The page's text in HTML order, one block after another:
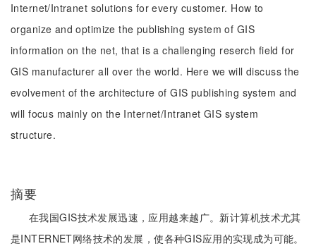
Internet/Intranet solutions for every customer. How to
organize and optimize the publishing system of GIS
information on the net, that is a challenging reserch field for
GIS manufacturer all over the world. Here we will discuss the
evolvement of the architecture of GIS publishing system and
will focus mainly on the Internet/Intranet GIS system
structure.
摘要
在我国GIS技术发展迅速，应用越来越广。新计算机技术尤其
是INTERNET网络技术的发展，使各种GIS应用的实现成为可能。